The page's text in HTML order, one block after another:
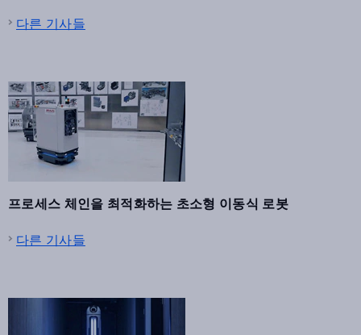
다른 기사들
프로세스 체인을 최적화하는 초소형 이동식 로봇
다른 기사들